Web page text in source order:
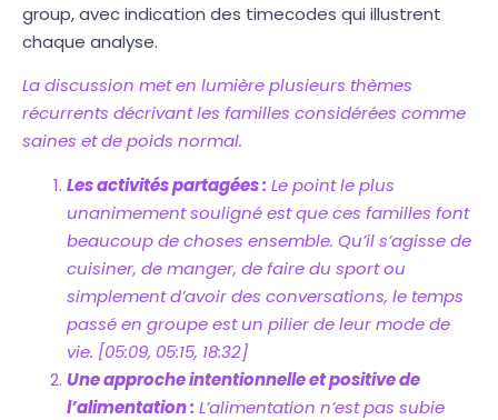
group, avec indication des timecodes qui illustrent
chaque analyse.
La discussion met en lumière plusieurs thèmes
récurrents décrivant les familles considérées comme
saines et de poids normal.
Les activités partagées : Le point le plus
unanimement souligné est que ces familles font
beaucoup de choses ensemble. Qu’il s’agisse de
cuisiner, de manger, de faire du sport ou
simplement d’avoir des conversations, le temps
passé en groupe est un pilier de leur mode de
vie. [05:09, 05:15, 18:32]
Une approche intentionnelle et positive de
l’alimentation : L’alimentation n’est pas subie